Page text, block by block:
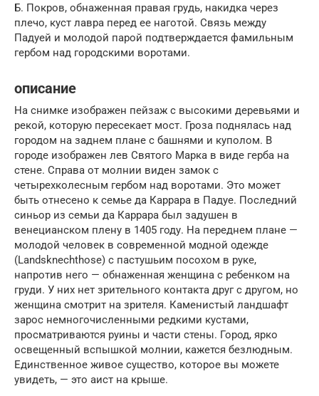
Б. Покров, обнаженная правая грудь, накидка через
плечо, куст лавра перед ее наготой. Связь между
Падуей и молодой парой подтверждается фамильным
гербом над городскими воротами.
описание
На снимке изображен пейзаж с высокими деревьями и
рекой, которую пересекает мост. Гроза поднялась над
городом на заднем плане с башнями и куполом. В
городе изображен лев Святого Марка в виде герба на
стене. Справа от молнии виден замок с
четырехколесным гербом над воротами. Это может
быть отнесено к семье да Каррара в Падуе. Последний
синьор из семьи да Каррара был задушен в
венецианском плену в 1405 году. На переднем плане —
молодой человек в современной модной одежде
(Landsknechthose) с пастушьим посохом в руке,
напротив него — обнаженная женщина с ребенком на
груди. У них нет зрительного контакта друг с другом, но
женщина смотрит на зрителя. Каменистый ландшафт
зарос немногочисленными редкими кустами,
просматриваются руины и части стены. Город, ярко
освещенный вспышкой молнии, кажется безлюдным.
Единственное живое существо, которое вы можете
увидеть, — это аист на крыше.